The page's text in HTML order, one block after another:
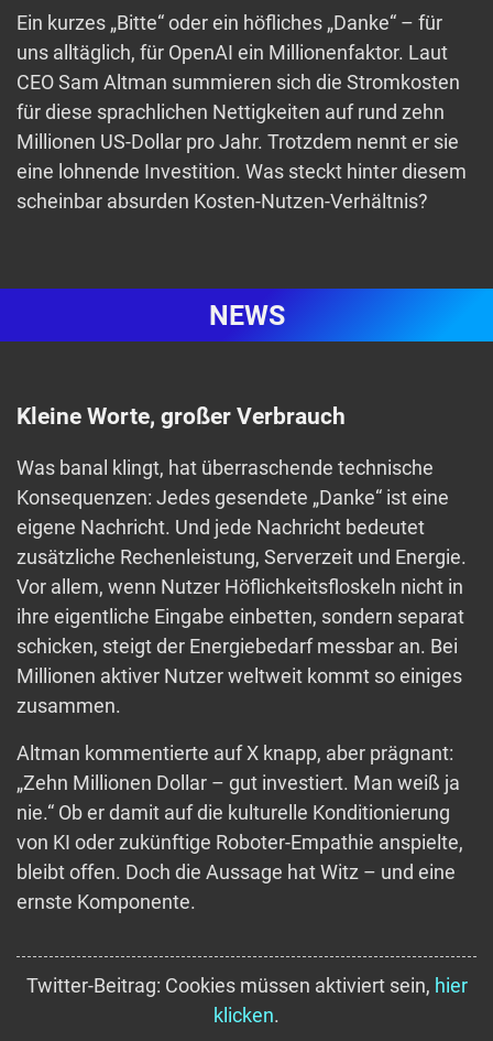
Ein kurzes „Bitte“ oder ein höfliches „Danke“ – für
uns alltäglich, für OpenAI ein Millionenfaktor. Laut
CEO Sam Altman summieren sich die Stromkosten
für diese sprachlichen Nettigkeiten auf rund zehn
Millionen US-Dollar pro Jahr. Trotzdem nennt er sie
eine lohnende Investition. Was steckt hinter diesem
scheinbar absurden Kosten-Nutzen-Verhältnis?
NEWS
Kleine Worte, großer Verbrauch
Was banal klingt, hat überraschende technische
Konsequenzen: Jedes gesendete „Danke“ ist eine
eigene Nachricht. Und jede Nachricht bedeutet
zusätzliche Rechenleistung, Serverzeit und Energie.
Vor allem, wenn Nutzer Höflichkeitsfloskeln nicht in
ihre eigentliche Eingabe einbetten, sondern separat
schicken, steigt der Energiebedarf messbar an. Bei
Millionen aktiver Nutzer weltweit kommt so einiges
zusammen.
Altman kommentierte auf X knapp, aber prägnant:
„Zehn Millionen Dollar – gut investiert. Man weiß ja
nie.“ Ob er damit auf die kulturelle Konditionierung
von KI oder zukünftige Roboter-Empathie anspielte,
bleibt offen. Doch die Aussage hat Witz – und eine
ernste Komponente.
Twitter-Beitrag: Cookies müssen aktiviert sein, hier
klicken.